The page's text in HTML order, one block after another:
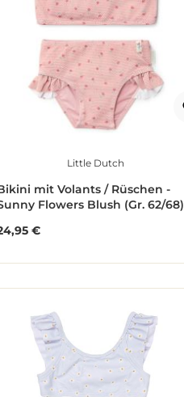
Little Dutch
mit Volants / Rüschen -
Flowers Blush (Gr. 62/68)
Preis:
€